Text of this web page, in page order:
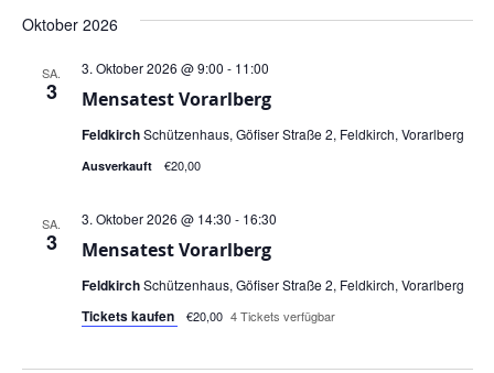
Oktober 2026
SA.
3 Mensatest Vorarlberg
3. Oktober 2026 @ 9:00 - 11:00
FeldkirchSchützenhaus, Göfiser Straße 2, Feldkirch, Vorarlberg
Ausverkauft €20,00
SA.
3 Mensatest Vorarlberg
3. Oktober 2026 @ 14:30 - 16:30
FeldkirchSchützenhaus, Göfiser Straße 2, Feldkirch, Vorarlberg
Tickets kaufen €20,00 4 Tickets verfügbar